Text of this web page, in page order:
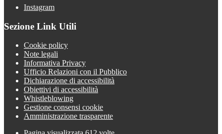
Instagram
Sezione Link Utili
Cookie policy
Note legali
Informativa Privacy
Ufficio Relazioni con il Pubblico
Dichiarazione di accessibilità
Obiettivi di accessibilità
Whistleblowing
Gestione consensi cookie
Amministrazione trasparente